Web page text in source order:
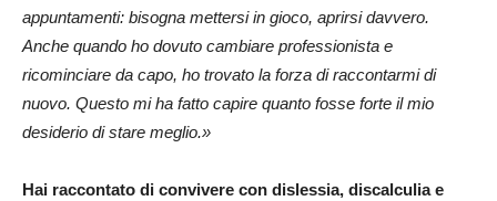
appuntamenti: bisogna mettersi in gioco, aprirsi davvero.
Anche quando ho dovuto cambiare professionista e
ricominciare da capo, ho trovato la forza di raccontarmi di
nuovo. Questo mi ha fatto capire quanto fosse forte il mio
desiderio di stare meglio.»
Hai raccontato di convivere con dislessia, discalculia e